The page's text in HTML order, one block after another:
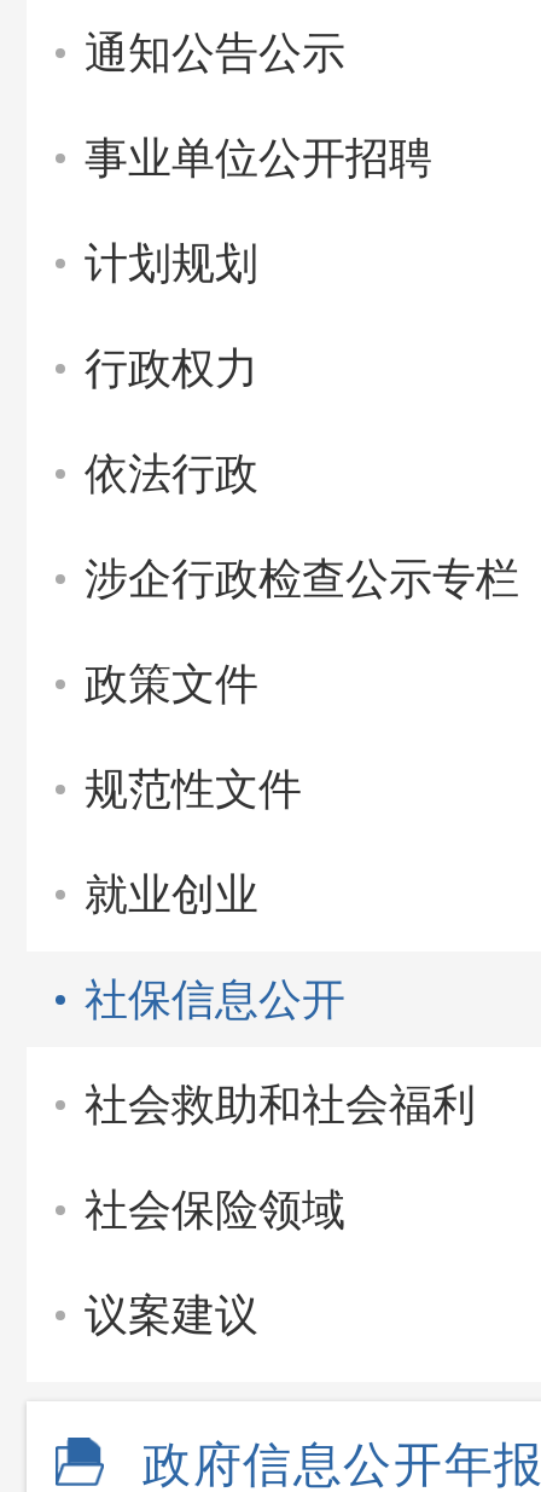
通知公告公示
事业单位公开招聘
计划规划
行政权力
依法行政
涉企行政检查公示专栏
政策文件
规范性文件
就业创业
社保信息公开
社会救助和社会福利
社会保险领域
议案建议
政府信息公开年